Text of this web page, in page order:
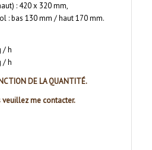
: 420 x 320 mm,
: bas 130 mm / haut 170 mm.
/ h
/ h
DE LA QUANTITÉ.
veuillez me contacter.